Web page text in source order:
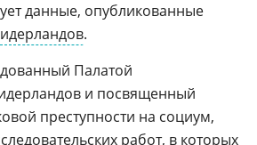
данные, опубликованные
.
Палатой
и посвященный
преступности на социум,
работ, в которых